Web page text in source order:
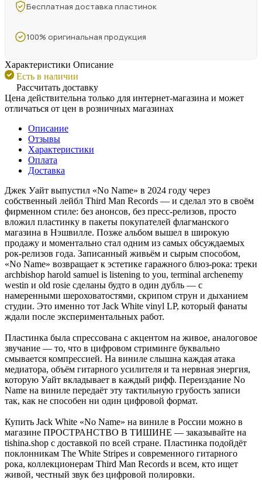
Бесплатная доставка пластинок
100% оригинальная продукция
Характеристики Описание
Есть в наличии
Рассчитать доставку
Цена действительна только для интернет-магазина и может
отличаться от цен в розничных магазинах
Описание
Отзывы
Характеристики
Оплата
Доставка
Джек Уайт выпустил «No Name» в 2024 году через
собственный лейбл Third Man Records — и сделал это в своём
фирменном стиле: без анонсов, без пресс-релизов, просто
вложил пластинку в пакеты покупателей флагманского
магазина в Нэшвилле. Позже альбом вышел в широкую
продажу и моментально стал одним из самых обсуждаемых
рок-релизов года. Записанный живьём и сырым способом,
«No Name» возвращает к эстетике гаражного блюз-рока: треки
archbishop harold samuel is listening to you, terminal archenemy
westin и old rosie сделаны будто в один дубль — с
намеренными шероховатостями, скрипом струн и дыханием
студии. Это именно тот Jack White vinyl LP, который фанаты
ждали после экспериментальных работ.
Пластинка была спрессована с акцентом на живое, аналоговое
звучание — то, что в цифровом стриминге буквально
смывается компрессией. На виниле слышна каждая атака
медиатора, объём гитарного усилителя и та нервная энергия,
которую Уайт вкладывает в каждый рифф. Переиздание No
Name на виниле передаёт эту тактильную грубость записи
так, как не способен ни один цифровой формат.
Купить Jack White «No Name» на виниле в России можно в
магазине ПРОСТРАНСТВО В ТИШИНЕ — заказывайте на
tishina.shop с доставкой по всей стране. Пластинка подойдёт
поклонникам The White Stripes и современного гитарного
рока, коллекционерам Third Man Records и всем, кто ищет
живой, честный звук без цифровой полировки.